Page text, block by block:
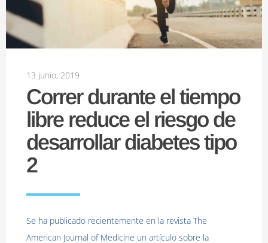
13 junio, 2019
Correr durante el tiempo
libre reduce el riesgo de
desarrollar diabetes tipo
2
Se ha publicado recientemente en la revista The
American Journal of Medicine un artículo sobre la